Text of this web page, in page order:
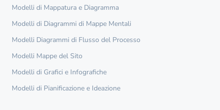
Modelli di Mappatura e Diagramma
Modelli di Diagrammi di Mappe Mentali
Modelli Diagrammi di Flusso del Processo
Modelli Mappe del Sito
Modelli di Grafici e Infografiche
Modelli di Pianificazione e Ideazione